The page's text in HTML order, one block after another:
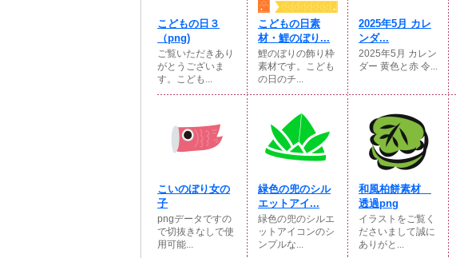
こどもの日３
（png)
ご覧いただきあり
がとうございま
す。こども...
こどもの日素
材・鯉のぼり...
鯉のぼりの飾り枠
素材です。こども
の日のチ...
2025年5月 カレ
ンダ...
2025年5月 カレン
ダー 黄色と赤 令...
こいのぼり女の
子
pngデータですの
で切抜きなしで使
用可能...
緑色の兜のシル
エットアイ...
緑色の兜のシルエ
ットアイコンのシ
ンプルな...
和風柏餅素材
透過png
イラストをご覧く
ださいまして誠に
ありがと...